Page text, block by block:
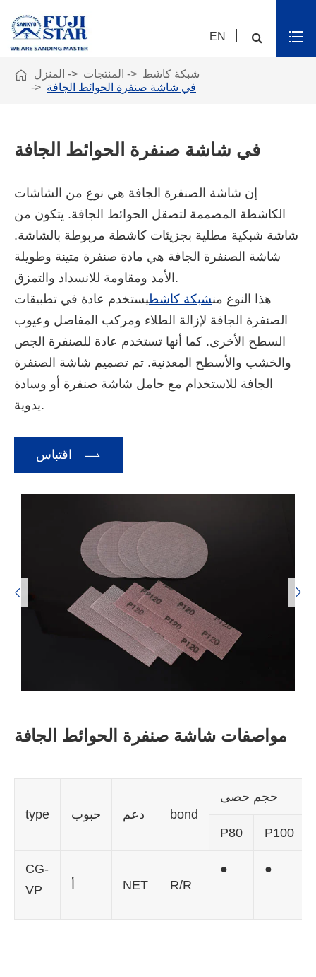
EN
 المنزل المنتجات
شبكة كاشط
في شاشة صنفرة الحوائط الجافة
في شاشة صنفرة الحوائط الجافة
إن شاشة الصنفرة الجافة هي نوع من الشاشات
الكاشطة المصممة لتصقل الحوائط الجافة. يتكون من
شاشة شبكية مطلية بجزيئات كاشطة مربوطة بالشاشة.
شاشة الصنفرة الجافة هي مادة صنفرة متينة وطويلة
الأمد ومقاومة للانسداد والتمزق.
هذا النوع منشبكة كاشطيستخدم عادة في تطبيقات
الصنفرة الجافة لإزالة الطلاء ومركب المفاصل وعيوب
السطح الأخرى. كما أنها تستخدم عادة للصنفرة الجص
والخشب والأسطح المعدنية. تم تصميم شاشة الصنفرة
الجافة للاستخدام مع حامل شاشة صنفرة أو وسادة
يدوية.

 
مواصفات شاشة صنفرة الحوائط الجافة
type حبوب دعم bond
حجم حصى
P80 P100
CG-
VP
أ NET R/R
● ●